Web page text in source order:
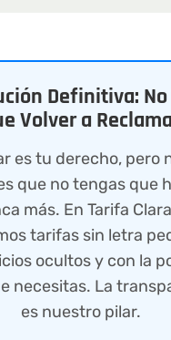
Definitiva:
Volver a
es tu derecho, pero
que no tengas que
más. En Tarifa
tarifas sin letra
ocultos y con la
necesitas. La
es nuestro pilar.